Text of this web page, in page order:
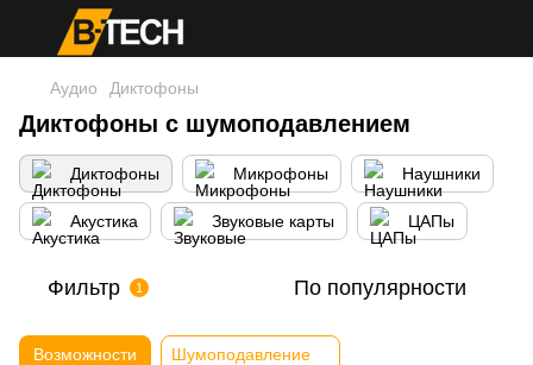
Аудио Диктофоны
Диктофоны с шумоподавлением
Диктофоны Микрофоны Наушники
Акустика Звуковые карты ЦАПы
Фильтр 1 По популярности
Возможности Шумоподавление